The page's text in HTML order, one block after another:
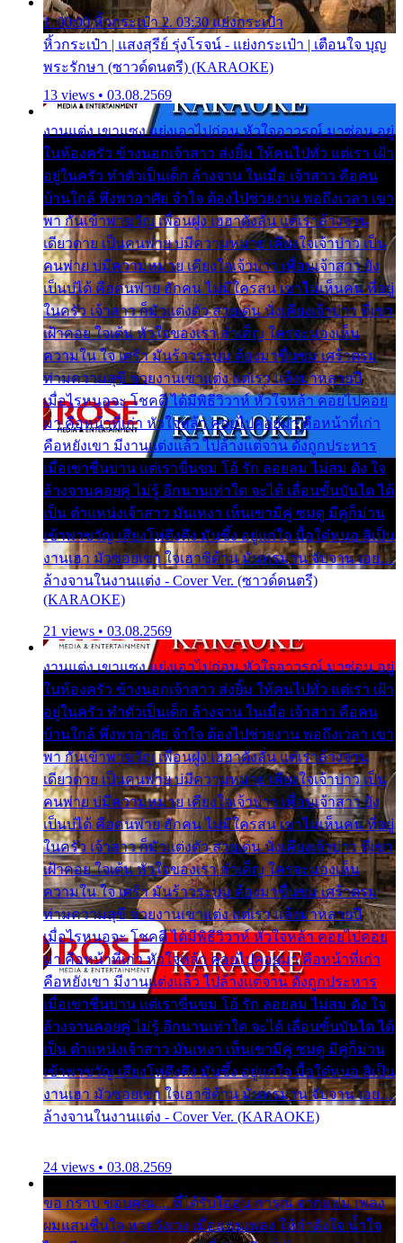
1. 00:00 หิ้วกระเป๋า 2. 03:30 แย่งกระเป๋า
หิ้วกระเป๋า | แสงสุรีย์ รุ่งโรจน์ - แย่งกระเป๋า | เตือนใจ บุญ
พระรักษา (ซาวด์ดนตรี) (KARAOKE)
13 views • 03.08.2569
งานแต่ง เขาแซง แย่งเอาไปก่อน หัวใจอาวรณ์ มาซ่อน อยู่
ในห้องครัว ข้างนอกเจ้าสาว ส่งยิ้ม ให้คนไปทั่ว แต่เรา เฝ้า
อยู่ในครัว ทำตัวเป็นเด็ก ล้างจาน ในเมื่อ เจ้าสาว คือคน
บ้านใกล้ พึ่งพาอาศัย จำใจ ต้องไปช่วยงาน พอถึงเวลา เขา
พา กันเข้าพาขวัญ เพื่อนฝูง เฮฮาดังลั่น แต่เราล้างจาน
เดียวดาย เป็นคนพ่าย บ่มีความหมาย เคียงใจเจ้าบ่าว เป็น
คนพ่าย บ่มีความหมาย เคียงใจเจ้าบ่าว เพื่อนเจ้าสาว ยัง
เป็นบ่ได้ คือคนพ่าย ฮักคน ไม่มีใครสน เขาไม่เห็นคน ที่อยู่
ในครัว เจ้าสาว ก็มัวแต่งตัว สวยเด่น นั่งเคียงเจ้าบ่าว ที่เขา
เฝ้าคอย ใจเต้น หัวใจของเรา ลำเค็ญ ใครจะมองเห็น
ความใน ใจ เศร้า มันร้าวระบม ต้องมาขื่นขม เศร้าตรม
ท่ามความสุขี ช่วยงานเขาแต่ง แต่เรา แล้งมาหลายปี
เมื่อไรหนอจะ โชคดี ได้มีพิธีวิวาห์ หัวใจหล้า คอยไปคอย
มา คือหน้าที่เก่า หัวใจหล้า คอยไปคอยมา คือหน้าที่เก่า
คือหยังเขา มีงานแต่งแล้ว ไปล้างแต่จาน ดั่งถูกประหาร
เมื่อเขาชื่นบาน แต่เราขื่นขม โอ้ รัก ลอยลม ไม่สม ดัง ใจ
ล้างจานคอยคู่ ไม่รู้ อีกนานเท่าใด จะได้ เลื่อนขั้นบันได ได้
เป็น ตำแหน่งเจ้าสาว มันเหงา เห็นเขามีคู่ ซมดู มีคู่ก็ม่วน
เข้าพาขวัญ เสียงโห่ตึงตึง มันซึ้ง อยู่แก่ใจ มื้อใด๋หนอ สิเป็น
งานเฮา มัวซอยเขา ใจเฮาซิด้าน มันทรมาน จับจาน เอย…
ล้างจานในงานแต่ง - Cover Ver. (ซาวด์ดนตรี)
(KARAOKE)
21 views • 03.08.2569
งานแต่ง เขาแซง แย่งเอาไปก่อน หัวใจอาวรณ์ มาซ่อน อยู่
ในห้องครัว ข้างนอกเจ้าสาว ส่งยิ้ม ให้คนไปทั่ว แต่เรา เฝ้า
อยู่ในครัว ทำตัวเป็นเด็ก ล้างจาน ในเมื่อ เจ้าสาว คือคน
บ้านใกล้ พึ่งพาอาศัย จำใจ ต้องไปช่วยงาน พอถึงเวลา เขา
พา กันเข้าพาขวัญ เพื่อนฝูง เฮฮาดังลั่น แต่เราล้างจาน
เดียวดาย เป็นคนพ่าย บ่มีความหมาย เคียงใจเจ้าบ่าว เป็น
คนพ่าย บ่มีความหมาย เคียงใจเจ้าบ่าว เพื่อนเจ้าสาว ยัง
เป็นบ่ได้ คือคนพ่าย ฮักคน ไม่มีใครสน เขาไม่เห็นคน ที่อยู่
ในครัว เจ้าสาว ก็มัวแต่งตัว สวยเด่น นั่งเคียงเจ้าบ่าว ที่เขา
เฝ้าคอย ใจเต้น หัวใจของเรา ลำเค็ญ ใครจะมองเห็น
ความใน ใจ เศร้า มันร้าวระบม ต้องมาขื่นขม เศร้าตรม
ท่ามความสุขี ช่วยงานเขาแต่ง แต่เรา แล้งมาหลายปี
เมื่อไรหนอจะ โชคดี ได้มีพิธีวิวาห์ หัวใจหล้า คอยไปคอย
มา คือหน้าที่เก่า หัวใจหล้า คอยไปคอยมา คือหน้าที่เก่า
คือหยังเขา มีงานแต่งแล้ว ไปล้างแต่จาน ดั่งถูกประหาร
เมื่อเขาชื่นบาน แต่เราขื่นขม โอ้ รัก ลอยลม ไม่สม ดัง ใจ
ล้างจานคอยคู่ ไม่รู้ อีกนานเท่าใด จะได้ เลื่อนขั้นบันได ได้
เป็น ตำแหน่งเจ้าสาว มันเหงา เห็นเขามีคู่ ซมดู มีคู่ก็ม่วน
เข้าพาขวัญ เสียงโห่ตึงตึง มันซึ้ง อยู่แก่ใจ มื้อใด๋หนอ สิเป็น
งานเฮา มัวซอยเขา ใจเฮาซิด้าน มันทรมาน จับจาน เอย…
ล้างจานในงานแต่ง - Cover Ver. (KARAOKE)
24 views • 03.08.2569
ขอ กราบ ขอบคุณ.... ที่ได้รับไออุ่น การุณ จากแฟน เพลง
ผมแสนชื่นใจ หายวังเวง เมื่อแฟนเพลง ให้กำลังใจ น้ำใจ